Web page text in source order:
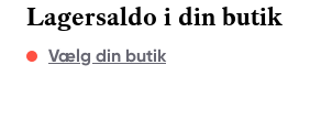
Lagersaldo i din butik
Vælg din butik